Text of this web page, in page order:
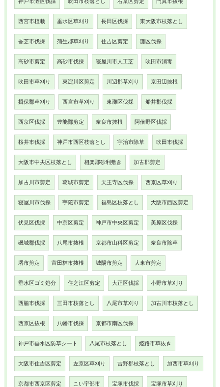
西宮市植栽 垂水区草刈り 長田区伐採 東大阪市枝落とし
香芝市伐採 蒲生郡草刈り 住吉区剪定 灘区伐採
高砂市剪定 高砂市伐採 寝屋川市人工芝 吹田市消毒
吹田市草刈り 東淀川区剪定 川辺郡草刈り 京田辺抜根
揖保郡草刈り 西宮市草刈り 東灘区伐採 船井郡伐採
西京区伐採 豊能郡剪定 奈良市抜根 阿倍野区伐採
桜井市伐採 神戸市西区枝落とし 宇治市除草 吹田市伐採
大阪市中央区枝落とし 相楽郡砂利敷き 加古郡剪定
加古川市剪定 葛城市剪定 天王寺区伐採 西京区草刈り
寝屋川市伐採 宇陀市剪定 福島区枝落とし 大阪市西区剪定
伏見区伐採 中京区剪定 神戸市中央区剪定 美原区伐採
磯城郡伐採 八尾市抜根 京都市山科区剪定 奈良市除草
堺市剪定 富田林市抜根 城陽市剪定 大東市剪定
垂水区ゴミ処分 住之江区剪定 大正区伐採 小野市草刈り
西脇市伐採 三田市枝落とし 八尾市草刈り 加古川市枝落とし
西京区抜根 八幡市伐採 京都市南区伐採
神戸市垂水区防草シート 八尾市枝落とし 姫路市草抜き
大阪市住吉区剪定 左京区草刈り 吉野郡枝落とし 加西市草刈り
京都市西京区剪定 こい宇部市 宝塚市伐採 宝塚市草刈り